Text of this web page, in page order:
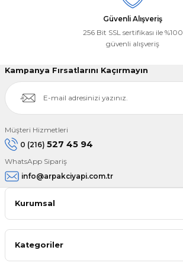
Güvenli Alışveriş
256 Bit SSL sertifikası ile %100
güvenli alışveriş
Kampanya Fırsatlarını Kaçırmayın
Müşteri Hizmetleri
0 (216) 527 45 94
WhatsApp Sipariş
info@arpakciyapi.com.tr
Kurumsal
Kategoriler